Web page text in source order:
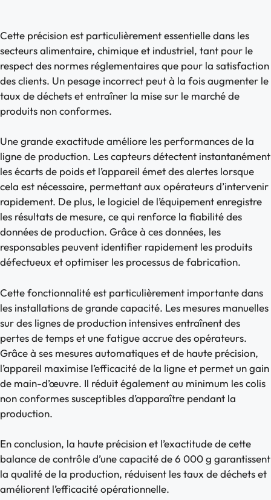
Cette précision est particulièrement essentielle dans les
secteurs alimentaire, chimique et industriel, tant pour le
respect des normes réglementaires que pour la satisfaction
des clients. Un pesage incorrect peut à la fois augmenter le
taux de déchets et entraîner la mise sur le marché de
produits non conformes.
Une grande exactitude améliore les performances de la
ligne de production. Les capteurs détectent instantanément
les écarts de poids et l’appareil émet des alertes lorsque
cela est nécessaire, permettant aux opérateurs d’intervenir
rapidement. De plus, le logiciel de l’équipement enregistre
les résultats de mesure, ce qui renforce la fiabilité des
données de production. Grâce à ces données, les
responsables peuvent identifier rapidement les produits
défectueux et optimiser les processus de fabrication.
Cette fonctionnalité est particulièrement importante dans
les installations de grande capacité. Les mesures manuelles
sur des lignes de production intensives entraînent des
pertes de temps et une fatigue accrue des opérateurs.
Grâce à ses mesures automatiques et de haute précision,
l’appareil maximise l’efficacité de la ligne et permet un gain
de main-d’œuvre. Il réduit également au minimum les colis
non conformes susceptibles d’apparaître pendant la
production.
En conclusion, la haute précision et l’exactitude de cette
balance de contrôle d’une capacité de 6 000 g garantissent
la qualité de la production, réduisent les taux de déchets et
améliorent l’efficacité opérationnelle.